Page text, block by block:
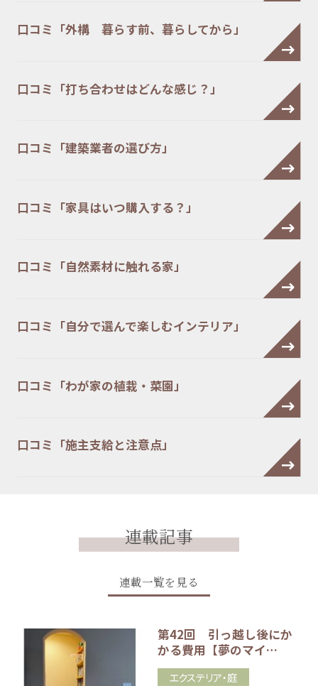
口コミ「外構 暮らす前、暮らしてから」
口コミ「打ち合わせはどんな感じ？」
口コミ「建築業者の選び方」
口コミ「家具はいつ購入する？」
口コミ「自然素材に触れる家」
口コミ「自分で選んで楽しむインテリア」
口コミ「わが家の植栽・菜園」
口コミ「施主支給と注意点」
連載記事
連載一覧を見る
第42回 引っ越し後にか
かる費用【夢のマイ…
エクステリア・庭